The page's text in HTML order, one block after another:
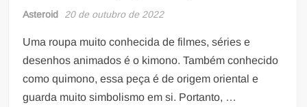
Asteroid 20 de outubro de 2022
Uma roupa muito conhecida de filmes, séries e
desenhos animados é o kimono. Também conhecido
como quimono, essa peça é de origem oriental e
guarda muito simbolismo em si. Portanto, …